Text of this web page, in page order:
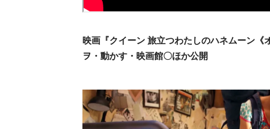
映画『クイーン 旅立つわたしのハネムーン《
ヲ・ 動かす・映画館〇ほか公開